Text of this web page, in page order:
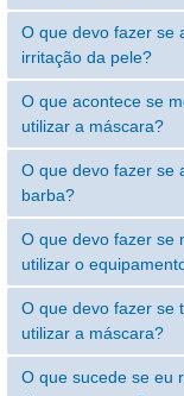
O que devo fazer se
irritação da pele?
O que acontece se
utilizar a máscara?
O que devo fazer se
barba?
O que devo fazer se
utilizar o
O que devo fazer se
utilizar a máscara?
O que sucede se eu